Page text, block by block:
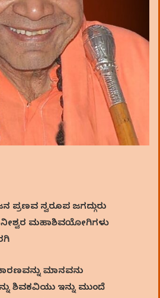
ಪ್ರಣವ ಸ್ವರೂಪ ಜಗದ್ಗುರು
ಮಹಾಶಿವಯೋಗಿಗಳು
ಮಾನವನು
ಶಿವಕವಿಯು ಇನ್ನು ಮುಂದೆ